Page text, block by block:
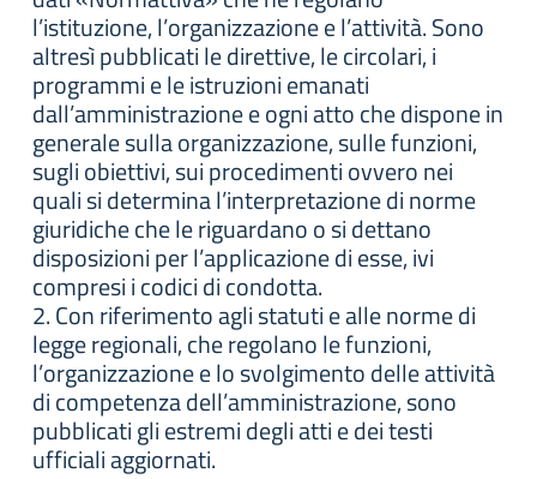
l’istituzione, l’organizzazione e l’attività. Sono
altresì pubblicati le direttive, le circolari, i
programmi e le istruzioni emanati
dall’amministrazione e ogni atto che dispone in
generale sulla organizzazione, sulle funzioni,
sugli obiettivi, sui procedimenti ovvero nei
quali si determina l’interpretazione di norme
giuridiche che le riguardano o si dettano
disposizioni per l’applicazione di esse, ivi
compresi i codici di condotta.
2. Con riferimento agli statuti e alle norme di
legge regionali, che regolano le funzioni,
l’organizzazione e lo svolgimento delle attività
di competenza dell’amministrazione, sono
pubblicati gli estremi degli atti e dei testi
ufficiali aggiornati.